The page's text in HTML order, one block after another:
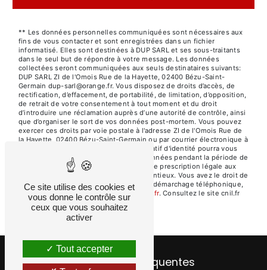
** Les données personnelles communiquées sont nécessaires aux
fins de vous contacter et sont enregistrées dans un fichier
informatisé. Elles sont destinées à DUP SARL et ses sous-traitants
dans le seul but de répondre à votre message. Les données
collectées seront communiquées aux seuls destinataires suivants:
DUP SARL ZI de l'Omois Rue de la Hayette, 02400 Bézu-Saint-
Germain dup-sarl@orange.fr. Vous disposez de droits d’accès, de
rectification, d’effacement, de portabilité, de limitation, d’opposition,
de retrait de votre consentement à tout moment et du droit
d’introduire une réclamation auprès d’une autorité de contrôle, ainsi
que d’organiser le sort de vos données post-mortem. Vous pouvez
exercer ces droits par voie postale à l'adresse ZI de l'Omois Rue de
la Hayette, 02400 Bézu-Saint-Germain ou par courrier électronique à
l'adresse dup-sarl@orange.fr. Un justificatif d'identité pourra vous
être demandé. Nous conservons vos données pendant la période de
prise de contact puis pendant la durée de prescription légale aux
fins probatoires et de gestion des contentieux. Vous avez le droit de
vous inscrire sur la liste d'opposition au démarchage téléphonique,
disponible à cette adresse: Bloctel.gouv.fr. Consultez le site cnil.fr
pour plus d’informations sur vos droits.
Recherches fréquentes
Ce site utilise des cookies et
vous donne le contrôle sur
ceux que vous souhaitez
activer
Tout accepter